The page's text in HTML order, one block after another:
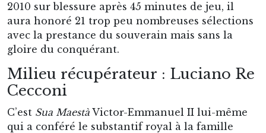
2010 sur blessure après 45 minutes de jeu, il
aura honoré 21 trop peu nombreuses sélections
avec la prestance du souverain mais sans la
gloire du conquérant.
Milieu récupérateur : Luciano Re
Cecconi
C’est Sua Maestà Victor-Emmanuel II lui-même
qui a conféré le substantif royal à la famille